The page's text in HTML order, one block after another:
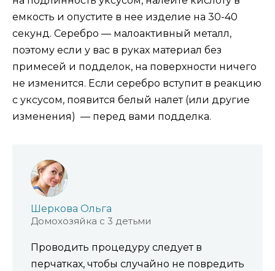
емкость и опустите в нее изделие на 30-40
секунд. Серебро — малоактивный металл,
поэтому если у вас в руках материал без
примесей и подделок, на поверхности ничего
не изменится. Если серебро вступит в реакцию
с уксусом, появится белый налет (или другие
изменения) — перед вами подделка.
Шеркова Ольга
Домохозяйка с 3 детьми
Проводить процедуру следует в
перчатках, чтобы случайно не повредить